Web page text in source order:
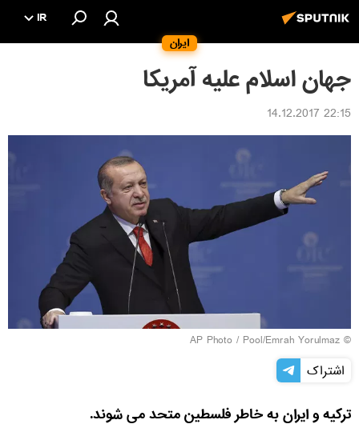
ایران
IR
جهان اسلام علیه آمریکا
22:15 14.12.2017
© AP Photo / Pool/Emrah Yorulmaz
اشتراک
ترکیه و ایران به خاطر فلسطین متحد می شوند.